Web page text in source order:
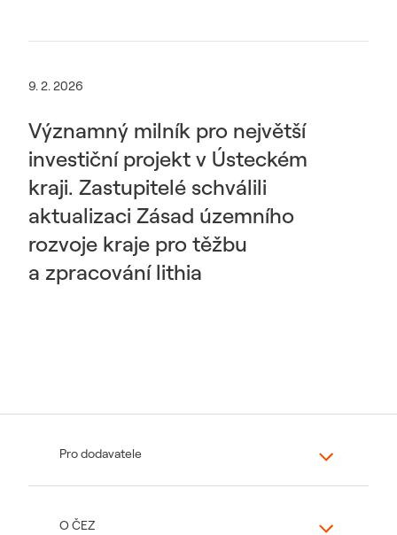
9. 2. 2026
Významný milník pro největší
investiční projekt v Ústeckém
kraji. Zastupitelé schválili
aktualizaci Zásad územního
rozvoje kraje pro těžbu
a zpracování lithia
Pro dodavatele
O ČEZ